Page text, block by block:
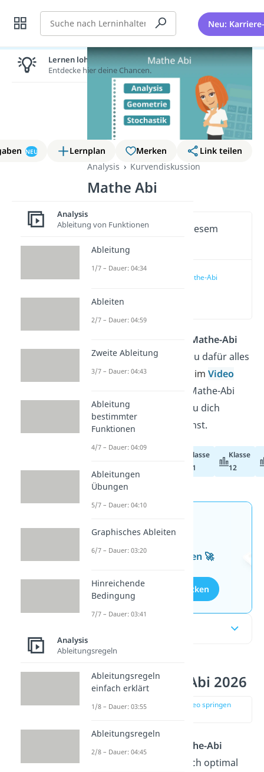
Suche Neu:
NEU Lernplan Merken
Link teilen
Analysis
Kurvendiskussion
Mathe Abi
Wichtige Inhalte in diesem
Fit fürs Mathe-Abi
Mathe-Abi
und willst wissen, was du dafür alles
lernen musst? Hier
und imVideo
zeigen wir dir, wie das Mathe-Abi
aufgebaut ist und wie du dich
darauf vorbereiten kannst.
Klasse
11
Klasse
12
Wissen mit unseren
kostenlosen Aufgaben 🚀
Aufgaben entdecken
Fit fürs Mathe-Abi 2026
zur Stelle im Video springen
Mathe-Abi
näher. Du willst dich optimal
Lernen lohnt sich!
Entdecke hier deine Chancen.
Analysis
Ableitung von Funktionen
Ableitung
1/7 – Dauer: 04:34
Ableiten
2/7 – Dauer: 04:59
Zweite Ableitung
3/7 – Dauer: 04:43
Ableitung
bestimmter
Funktionen
4/7 – Dauer: 04:09
Ableitungen
Übungen
5/7 – Dauer: 04:10
Graphisches Ableiten
6/7 – Dauer: 03:20
Hinreichende
Bedingung
7/7 – Dauer: 03:41
Analysis
Ableitungsregeln
Ableitungsregeln
einfach erklärt
1/8 – Dauer: 03:55
Ableitungsregeln
2/8 – Dauer: 04:45